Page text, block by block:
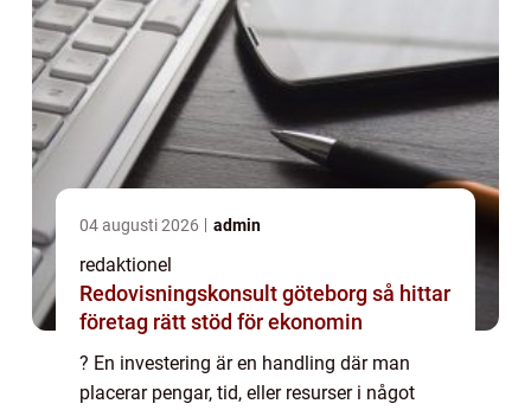
04 augusti 2026 admin
redaktionel
Redovisningskonsult göteborg så hittar
företag rätt stöd för ekonomin
? En investering är en handling där man
placerar pengar, tid, eller resurser i något